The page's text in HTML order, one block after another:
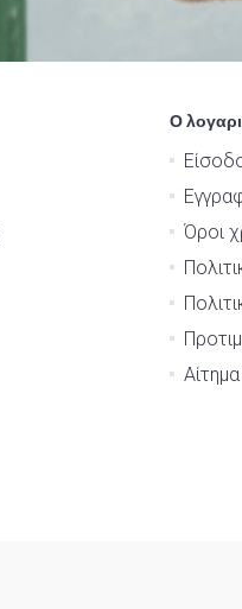
Ο
Όροι